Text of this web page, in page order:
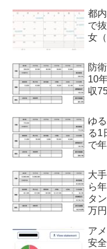
都
で
女
防
10
収
ゆ
る1
で
大
ら
タ
万円
ア
安